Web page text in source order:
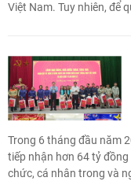
Việt Nam. Tuy nhiên, để
hình thành một hệ sinh
Trong 6 tháng đầu năm
tiếp nhận hơn 64 tỷ
chức, cá nhân trong và